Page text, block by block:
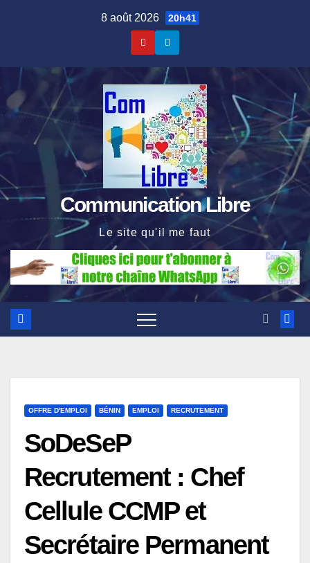
8 août 2026 20h41
Communication Libre
Le site qu'il me faut
OFFRE D'EMPLOI BÉNIN EMPLOI RECRUTEMENT
SoDeSeP
Recrutement : Chef
Cellule CCMP et
Secrétaire Permanent